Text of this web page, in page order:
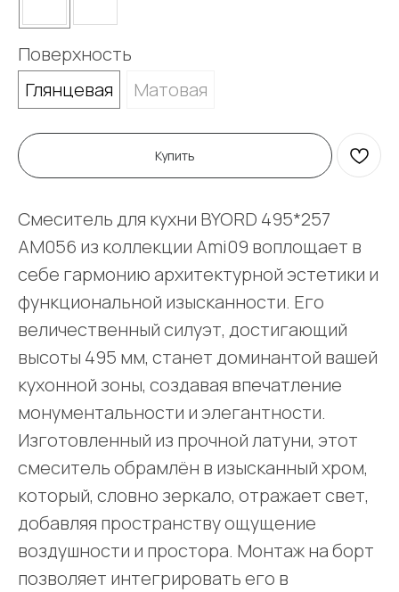
Поверхность
Глянцевая
Матовая
Купить
Смеситель для кухни BYORD 495*257
AM056 из коллекции Ami09 воплощает в
себе гармонию архитектурной эстетики и
функциональной изысканности. Его
величественный силуэт, достигающий
высоты 495 мм, станет доминантой вашей
кухонной зоны, создавая впечатление
монументальности и элегантности.
Изготовленный из прочной латуни, этот
смеситель обрамлён в изысканный хром,
который, словно зеркало, отражает свет,
добавляя пространству ощущение
воздушности и простора. Монтаж на борт
позволяет интегрировать его в